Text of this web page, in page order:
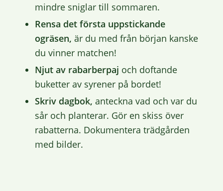
mindre sniglar till sommaren.
Rensa det första uppstickande
ogräsen, är du med från början kanske
du vinner matchen!
Njut av rabarberpaj och doftande
buketter av syrener på bordet!
Skriv dagbok, anteckna vad och var du
sår och planterar. Gör en skiss över
rabatterna. Dokumentera trädgården
med bilder.